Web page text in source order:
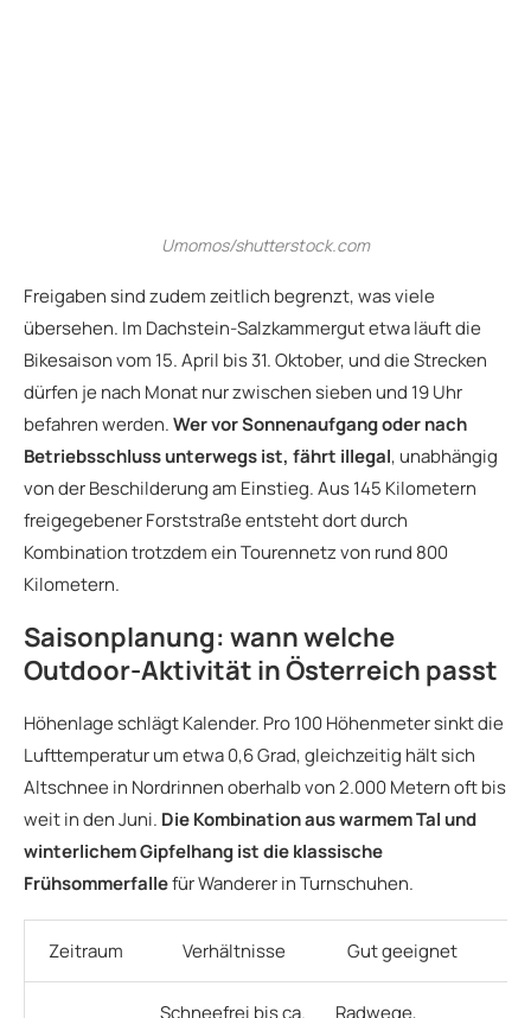
Umomos/shutterstock.com
Freigaben sind zudem zeitlich begrenzt, was viele
übersehen. Im Dachstein-Salzkammergut etwa läuft die
Bikesaison vom 15. April bis 31. Oktober, und die Strecken
dürfen je nach Monat nur zwischen sieben und 19 Uhr
befahren werden.Wer vor Sonnenaufgang oder nach
Betriebsschluss unterwegs ist, fährt illegal, unabhängig
von der Beschilderung am Einstieg. Aus 145 Kilometern
freigegebener Forststraße entsteht dort durch
Kombination trotzdem ein Tourennetz von rund 800
Kilometern.
Saisonplanung: wann welche
Outdoor-Aktivität in Österreich passt
Höhenlage schlägt Kalender. Pro 100 Höhenmeter sinkt die
Lufttemperatur um etwa 0,6 Grad, gleichzeitig hält sich
Altschnee in Nordrinnen oberhalb von 2.000 Metern oft bis
weit in den Juni. Die Kombination aus warmem Tal und
winterlichem Gipfelhang ist die klassische
Frühsommerfallefür Wanderer in Turnschuhen.
Zeitraum Verhältnisse Gut geeignet
Schneefrei bis ca. Radwege,